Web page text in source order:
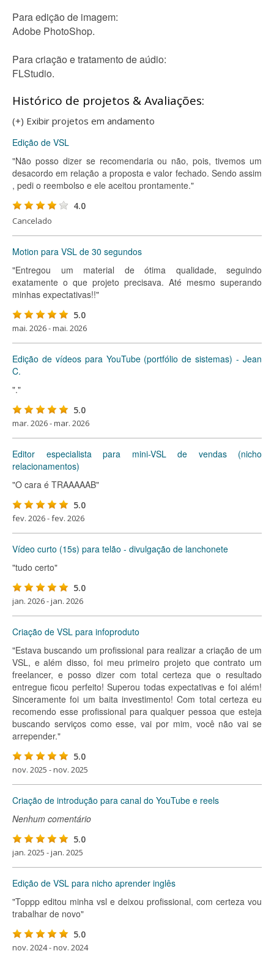
Para edição de imagem:
Adobe PhotoShop.
Para criação e tratamento de aúdio:
FLStudio.
Histórico de projetos & Avaliações:
(+) Exibir projetos em andamento
Edição de VSL
"Não posso dizer se recomendaria ou não, pois, tivemos um
desacordo em relação a proposta e valor fechado. Sendo assim
, pedi o reembolso e ele aceitou prontamente."
4.0
Cancelado
Motion para VSL de 30 segundos
"Entregou um material de ótima qualidade, seguindo
exatamente o que projeto precisava. Até mesmo superando
minhas expectativas!!"
5.0
mai. 2026 - mai. 2026
Edição de vídeos para YouTube (portfólio de sistemas) - Jean
C.
"."
5.0
mar. 2026 - mar. 2026
Editor especialista para mini-VSL de vendas (nicho
relacionamentos)
"O cara é TRAAAAAB"
5.0
fev. 2026 - fev. 2026
Vídeo curto (15s) para telão - divulgação de lanchonete
"tudo certo"
5.0
jan. 2026 - jan. 2026
Criação de VSL para infoproduto
"Estava buscando um profissional para realizar a criação de um
VSL, e além disso, foi meu primeiro projeto que contrato um
freelancer, e posso dizer com total certeza que o resultado
entregue ficou perfeito! Superou todas expectativas e foi além!
Sinceramente foi um baita investimento! Com total certeza eu
recomendo esse profissional para qualquer pessoa que esteja
buscando serviços como esse, vai por mim, você não vai se
arrepender."
5.0
nov. 2025 - nov. 2025
Criação de introdução para canal do YouTube e reels
Nenhum comentário
5.0
jan. 2025 - jan. 2025
Edição de VSL para nicho aprender inglês
"Toppp editou minha vsl e deixou profissional, com certeza vou
trabalhar de novo"
5.0
nov. 2024 - nov. 2024